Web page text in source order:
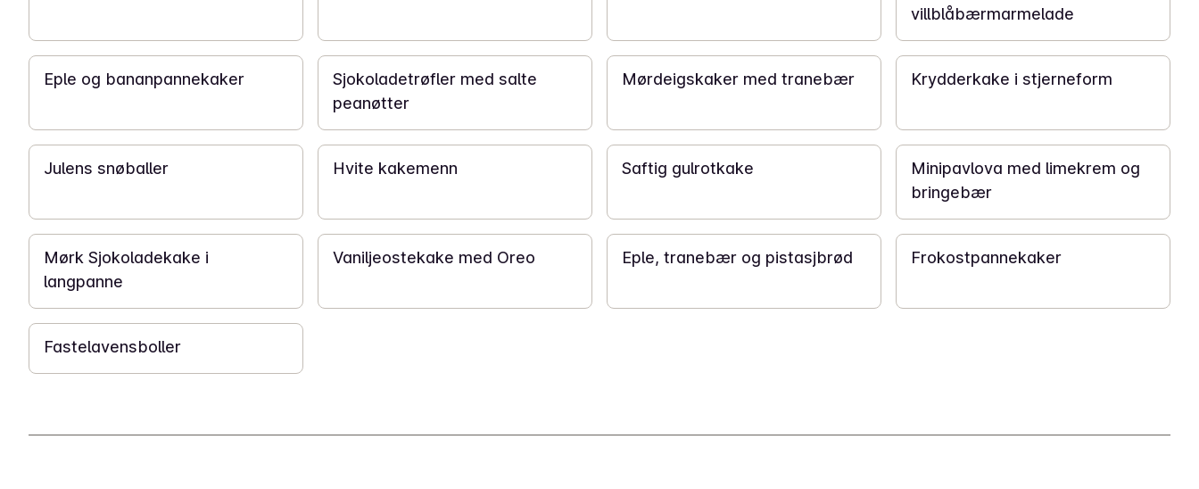
villblåbærmarmelade
40 min
Eple og bananpannekaker
2 t
Sjokoladetrøfler med salte
peanøtter
2 t
Mørdeigskaker med tranebær
50 min
Krydderkake i stjerneform
50 min
Julens snøballer
1 t 30 min
Hvite kakemenn
1 t
Saftig gulrotkake
1 t 15 min
Minipavlova med limekrem og
bringebær
1 t 15 min
Mørk Sjokoladekake i
langpanne
20 min
Vaniljeostekake med Oreo
40 min
Eple, tranebær og pistasjbrød
45 min
Frokostpannekaker
1 t
Fastelavensboller